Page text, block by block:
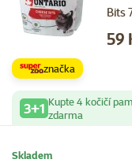
Bits
59
značka
3+1 Kupte 4 kočičí
zdarma
Skladem